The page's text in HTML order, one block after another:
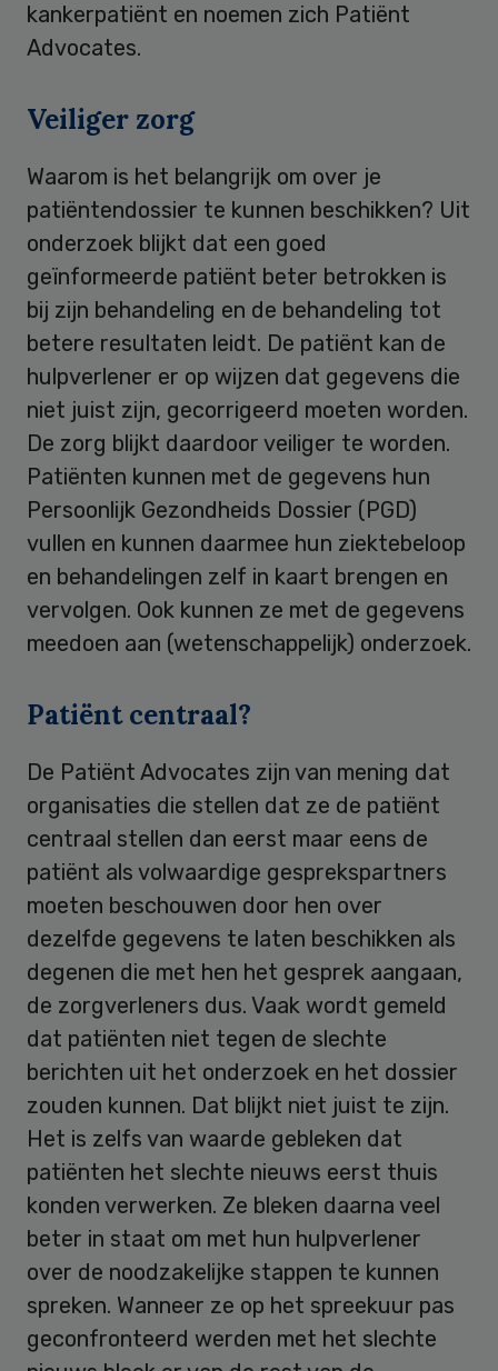
kankerpatiënt en noemen zich Patiënt
Advocates.
Veiliger zorg
Waarom is het belangrijk om over je
patiëntendossier te kunnen beschikken? Uit
onderzoek blijkt dat een goed
geïnformeerde patiënt beter betrokken is
bij zijn behandeling en de behandeling tot
betere resultaten leidt. De patiënt kan de
hulpverlener er op wijzen dat gegevens die
niet juist zijn, gecorrigeerd moeten worden.
De zorg blijkt daardoor veiliger te worden.
Patiënten kunnen met de gegevens hun
Persoonlijk Gezondheids Dossier (PGD)
vullen en kunnen daarmee hun ziektebeloop
en behandelingen zelf in kaart brengen en
vervolgen. Ook kunnen ze met de gegevens
meedoen aan (wetenschappelijk) onderzoek.
Patiënt centraal?
De Patiënt Advocates zijn van mening dat
organisaties die stellen dat ze de patiënt
centraal stellen dan eerst maar eens de
patiënt als volwaardige gesprekspartners
moeten beschouwen door hen over
dezelfde gegevens te laten beschikken als
degenen die met hen het gesprek aangaan,
de zorgverleners dus. Vaak wordt gemeld
dat patiënten niet tegen de slechte
berichten uit het onderzoek en het dossier
zouden kunnen. Dat blijkt niet juist te zijn.
Het is zelfs van waarde gebleken dat
patiënten het slechte nieuws eerst thuis
konden verwerken. Ze bleken daarna veel
beter in staat om met hun hulpverlener
over de noodzakelijke stappen te kunnen
spreken. Wanneer ze op het spreekuur pas
geconfronteerd werden met het slechte